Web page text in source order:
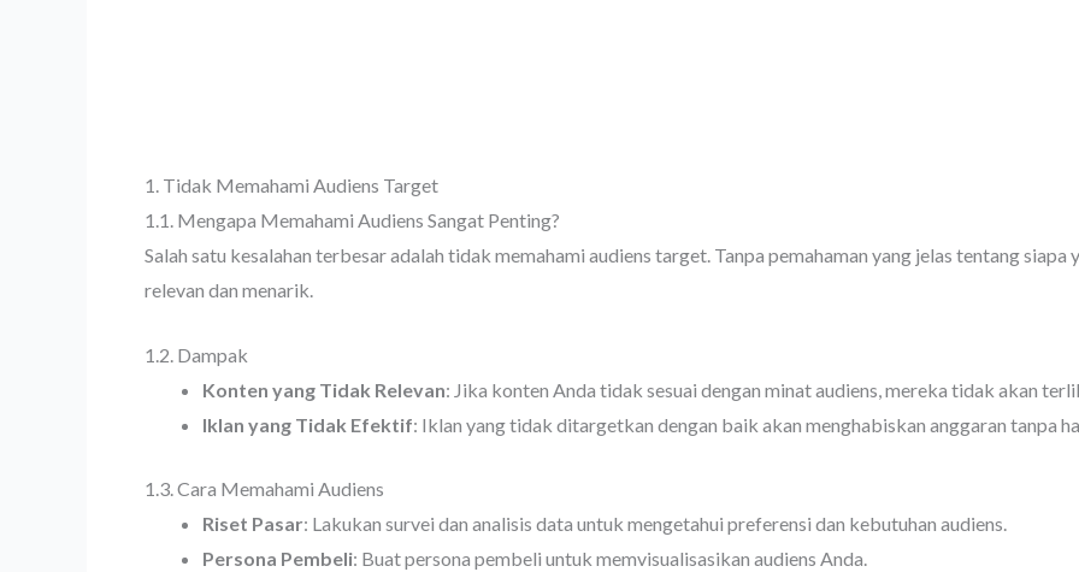
1. Tidak Memahami Audiens Target
1.1. Mengapa Memahami Audiens Sangat Penting?
Salah satu kesalahan terbesar adalah tidak memahami audiens target. Tanpa pemahaman yang jelas tentang
relevan dan menarik.
1.2. Dampak
Konten yang Tidak Relevan: Jika konten Anda tidak sesuai dengan minat audiens, mereka tidak akan
Iklan yang Tidak Efektif: Iklan yang tidak ditargetkan dengan baik akan menghabiskan anggaran tanpa
1.3. Cara Memahami Audiens
Riset Pasar: Lakukan survei dan analisis data untuk mengetahui preferensi dan kebutuhan audiens.
Persona Pembeli: Buat persona pembeli untuk memvisualisasikan audiens Anda.